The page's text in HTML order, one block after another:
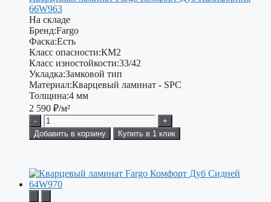
66W963
На складе
Бренд:Fargo
Фаска:Есть
Класс опасности:КМ2
Класс изностойкости:33/42
Укладка:Замковой тип
Материал:Кварцевый ламинат - SPC
Толщина:4 мм
2 590 ₽/м²
-
+
Добавить в корзину
Купить в 1 клик